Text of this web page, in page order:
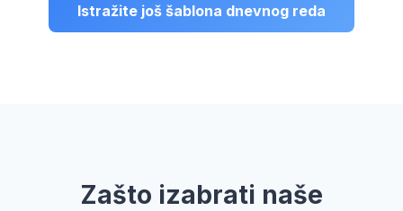
Istražite još šablona dnevnog reda
Zašto izabrati naše